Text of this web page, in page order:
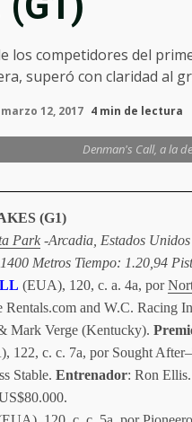
los competidores del
superó con claridad al
marzo 12, 2017 4 min de lectura
Denman's Call, a la
(G1)
Park -Arcadia, Estados
Metros Tiempo: 1.20,94
(EUA), 120, c. a. 4a, por
Rentals.com and W.C. Racing
Mark Verge (Kentucky).
122, c. c. 7a, por Sought
Stable. Entrenador: Ron Ellis.